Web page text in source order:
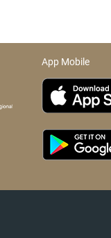
App Mobile